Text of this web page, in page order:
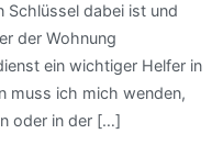
Schlüssel dabei ist und
der Wohnung
ein wichtiger Helfer in
muss ich mich wenden,
oder in der […]